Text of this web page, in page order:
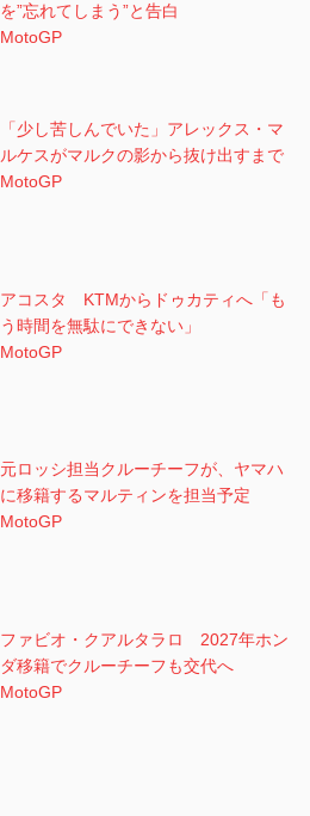
を”忘れてしまう”と告白
MotoGP
「少し苦しんでいた」アレックス・マ
ルケスがマルクの影から抜け出すまで
MotoGP
アコスタ KTMからドゥカティへ「も
う時間を無駄にできない」
MotoGP
元ロッシ担当クルーチーフが、ヤマハ
に移籍するマルティンを担当予定
MotoGP
ファビオ・クアルタラロ 2027年ホン
ダ移籍でクルーチーフも交代へ
MotoGP